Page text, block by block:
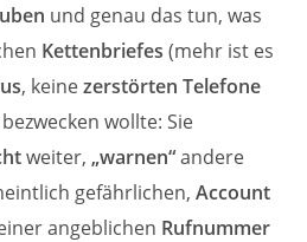
und genau das tun, was
Kettenbriefes(mehr ist es
, keinezerstörten Telefone
wollte: Sie
weiter,„warnen“andere
gefährlichen,Account
angeblichen Rufnummer